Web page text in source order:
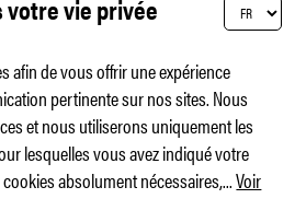
Coachella sur roues
vie privée
afin de vous offrir une expérience
pertinente sur nos sites. Nous
et nous utiliserons uniquement les
lesquelles vous avez indiqué votre
absolument nécessaires,...Voir